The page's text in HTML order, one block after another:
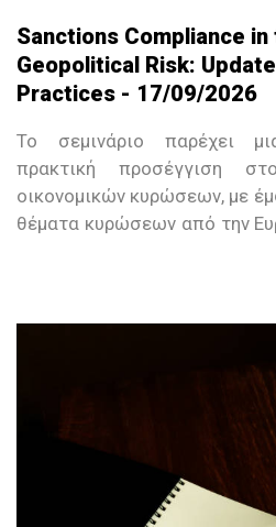
Sanctions Compliance
Geopolitical Risk:
Practices - 17/09/2026
Το σεμινάριο παρέχει
πρακτική προσέγγιση
οικονομικών κυρώσεων, με
θέματα κυρώσεων από την
κανονιστικό περιβάλλον
σκηνικό, ιδίως σε περιοχές
Ρωσία, το Ιράν και η Μέση